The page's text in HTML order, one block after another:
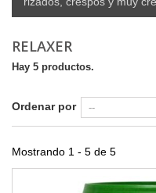
RELAXER
Hay 5 productos.
Ordenar por
Mostrando 1 - 5 de 5